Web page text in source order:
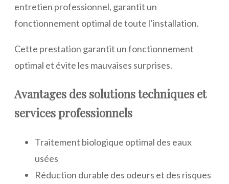
entretien professionnel, garantit un
fonctionnement optimal de toute l’installation.
Cette prestation garantit un fonctionnement
optimal et évite les mauvaises surprises.
Avantages des solutions techniques et
services professionnels
Traitement biologique optimal des eaux
usées
Réduction durable des odeurs et des risques